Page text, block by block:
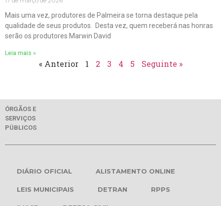
Mais uma vez, produtores de Palmeira se torna destaque pela
qualidade de seus produtos. Desta vez, quem receberá nas honras
serão os produtores Marwin David
Leia mais »
« Anterior 1 2 3 4 5 Seguinte »
ÓRGÃOS E
SERVIÇOS
PÚBLICOS
DIÁRIO OFICIAL ALISTAMENTO ONLINE
LEIS MUNICIPAIS DETRAN RPPS